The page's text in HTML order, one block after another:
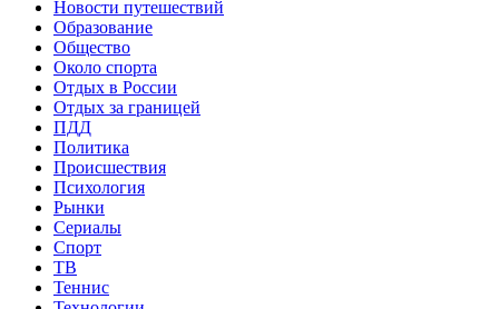
Новости путешествий
Образование
Общество
Около спорта
Отдых в России
Отдых за границей
ПДД
Политика
Происшествия
Психология
Рынки
Сериалы
Спорт
ТВ
Теннис